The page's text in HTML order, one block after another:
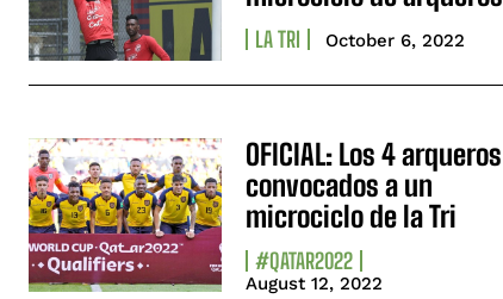
LA TRI October 6, 2022
OFICIAL: Los 4 arqueros
convocados a un
microciclo de la Tri
#QATAR2022
August 12, 2022